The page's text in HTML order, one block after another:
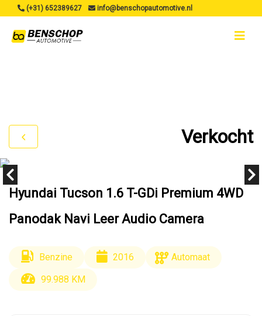
(+31) 652389627 info@benschopautomotive.nl
Verkocht
Hyundai Tucson 1.6 T-GDi Premium 4WD
Panodak Navi Leer Audio Camera
Benzine 2016
Automaat
99.988 KM